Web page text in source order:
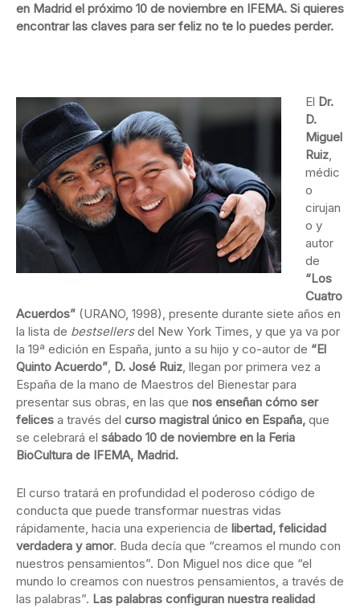
en Madrid el próximo 10 de noviembre en IFEMA. Si quieres
encontrar las claves para ser feliz no te lo puedes perder.
El Dr.
D.
Miguel
Ruiz,
médic
o
cirujan
o y
autor
de
“Los
Cuatro
Acuerdos” (URANO, 1998), presente durante siete años en
la lista de bestsellersdel New York Times, y que ya va por
la 19ª edición en España, junto a su hijo y co-autor de “El
Quinto Acuerdo”, D. José Ruiz, llegan por primera vez a
España de la mano de Maestros del Bienestar para
presentar sus obras, en las que nos enseñan cómo ser
felices a través del curso magistral único en España, que
se celebrará el sábado 10 de noviembre en la Feria
BioCultura de IFEMA, Madrid.
El curso tratará en profundidad el poderoso código de
conducta que puede transformar nuestras vidas
rápidamente, hacia una experiencia de libertad, felicidad
verdadera y amor. Buda decía que “creamos el mundo con
nuestros pensamientos”. Don Miguel nos dice que “el
mundo lo creamos con nuestros pensamientos, a través de
las palabras”. Las palabras configuran nuestra realidad